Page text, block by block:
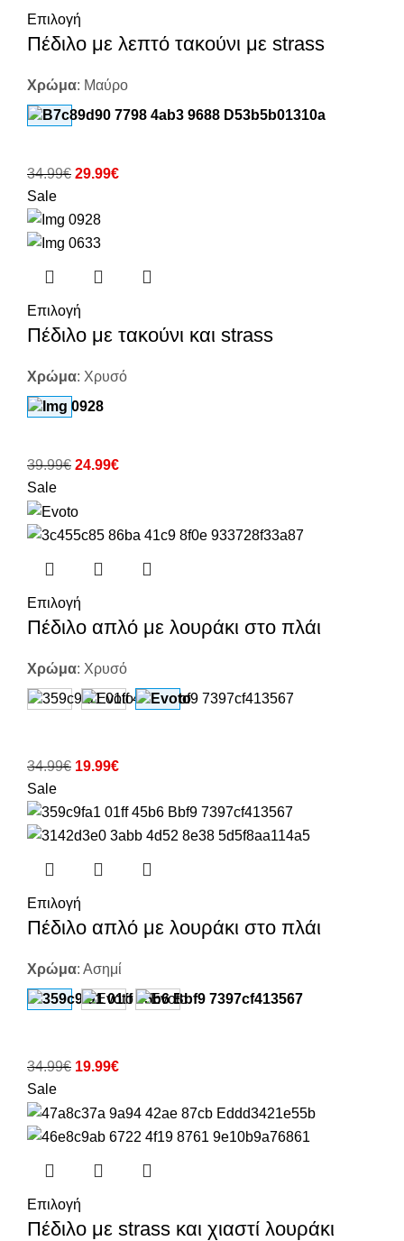
Επιλογή
Πέδιλο με λεπτό τακούνι με strass
Χρώμα: Μαύρο
34.99€ 29.99€
Sale
Επιλογή
Πέδιλο με τακούνι και strass
Χρώμα: Χρυσό
39.99€ 24.99€
Sale
Επιλογή
Πέδιλο απλό με λουράκι στο πλάι
Χρώμα: Χρυσό
34.99€ 19.99€
Sale
Επιλογή
Πέδιλο απλό με λουράκι στο πλάι
Χρώμα: Ασημί
34.99€ 19.99€
Sale
Επιλογή
Πέδιλο με strass και χιαστί λουράκι